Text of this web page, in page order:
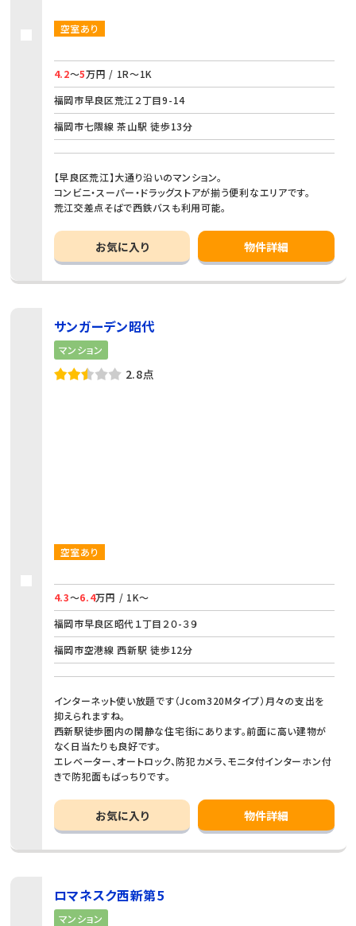
空室あり
4.2～5万円 / 1R～1K
福岡市早良区荒江２丁目9-14
福岡市七隈線 茶山駅 徒歩13分
【早良区荒江】大通り沿いのマンション。
コンビニ・スーパー・ドラッグストアが揃う便利なエリアです。
荒江交差点そばで西鉄バスも利用可能。
お気に入り 物件詳細
サンガーデン昭代
マンション
2.8点
空室あり
4.3～6.4万円 / 1K～
福岡市早良区昭代１丁目２０-３９
福岡市空港線 西新駅 徒歩12分
インターネット使い放題です（Jcom320Mタイプ）月々の支出を
抑えられますね。
西新駅徒歩圏内の閑静な住宅街にあります。前面に高い建物が
なく日当たりも良好です。
エレベーター、オートロック、防犯カメラ、モニタ付インターホン付
きで防犯面もばっちりです。
お気に入り 物件詳細
ロマネスク西新第5
マンション